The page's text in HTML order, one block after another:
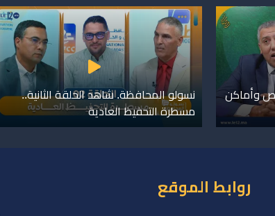
وأماكن
نسولو المحافظة. شاهد الحلقة الثانية..
مسطرة التحفيظ العادية
روابط الموقع